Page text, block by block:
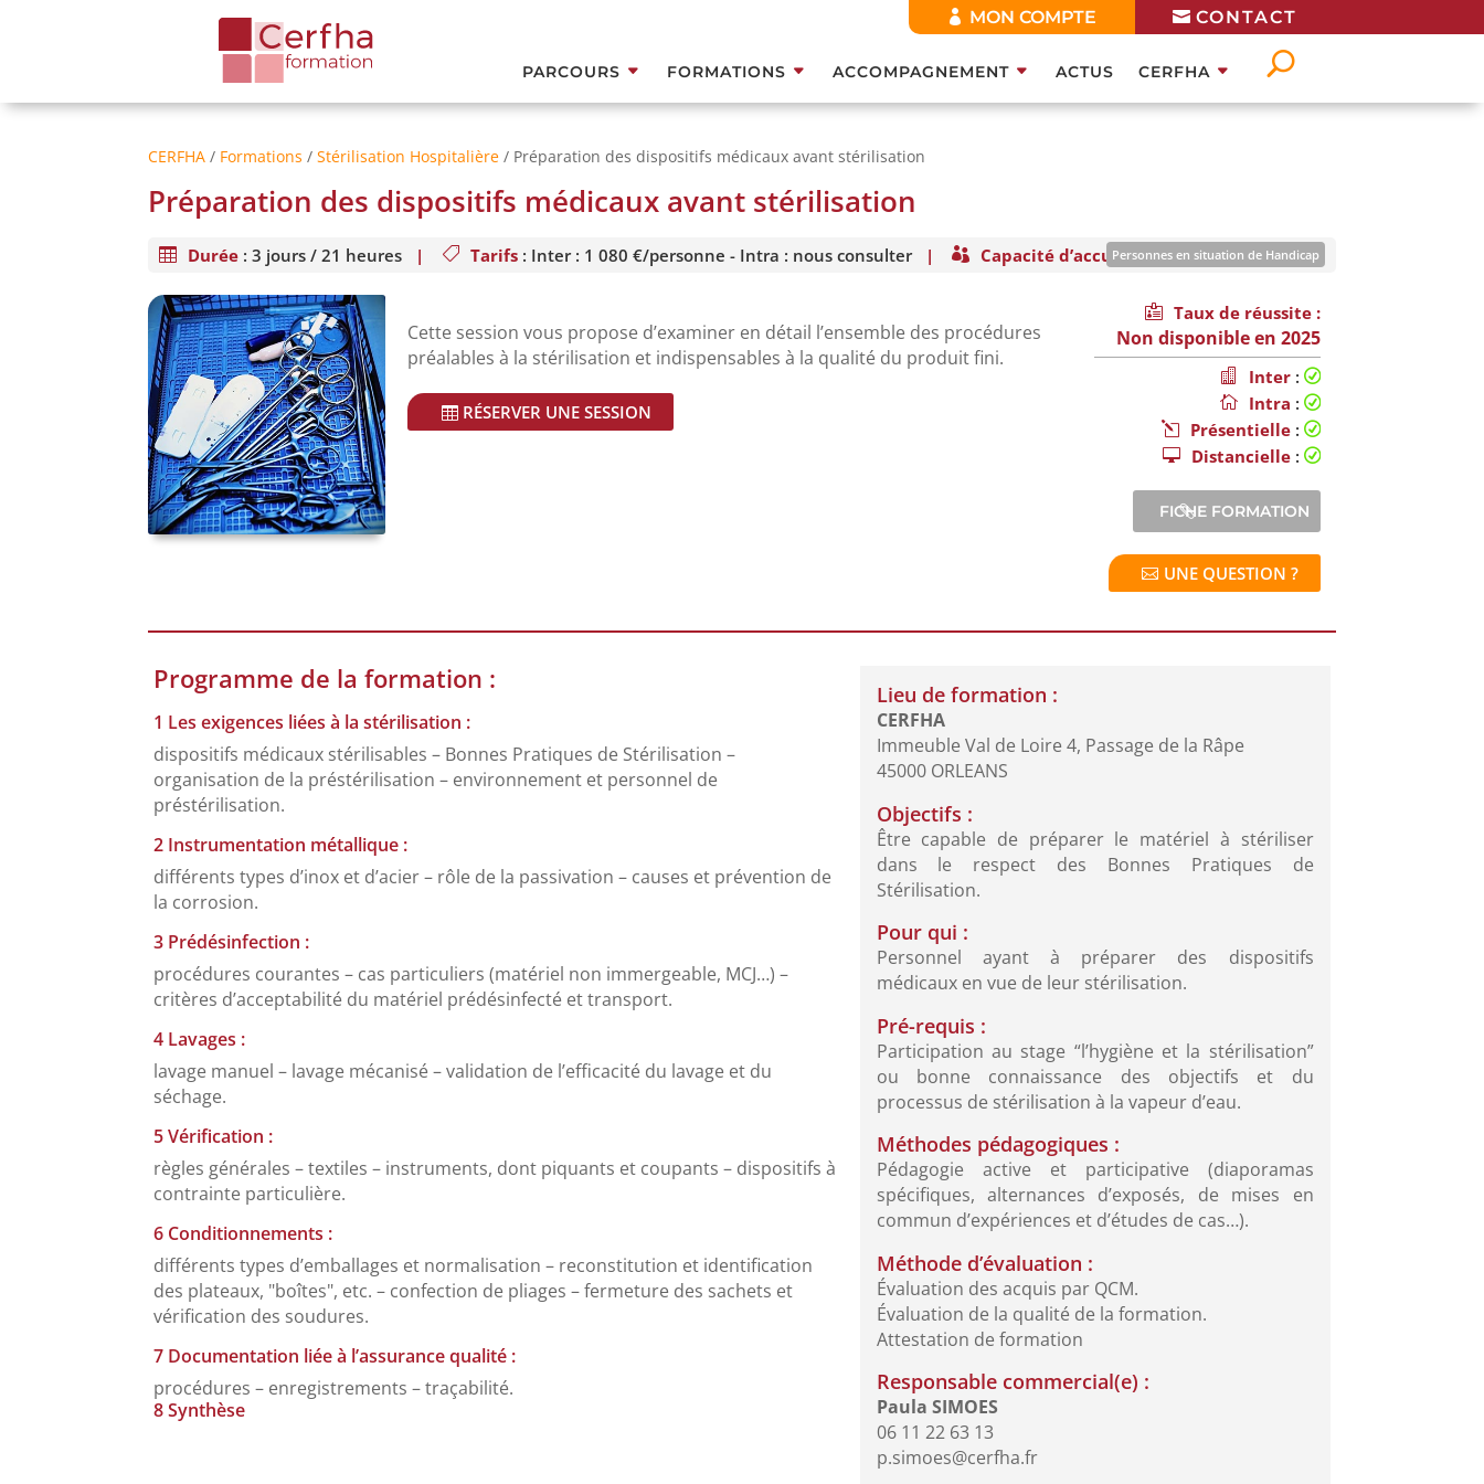
CONTACT
MON COMPTE
PARCOURS FORMATIONS ACCOMPAGNEMENT ACTUS CERFHA
CERFHA / Formations /Stérilisation Hospitalière / Préparation des dispositifs médicaux avant stérilisation
Préparation des dispositifs médicaux avant stérilisation
Durée :3 jours / 21 heures | Tarifs : Inter : 1 080 €/personne - Intra : nous consulter | Capacité d’accueil: 12
Personnes en situation de Handicap
réserve de faisabilité
En savoir plus
Cette session vous propose d’examiner en détail l’ensemble des procédures
préalables à la stérilisation et indispensables à la qualité du produit fini.
RÉSERVER UNE SESSION
Taux de réussite :
Non disponible en 2025
Inter:
Intra :
Présentielle:
Distancielle:
UNE QUESTION ?
Programme de la formation :
1 Les exigences liées à la stérilisation :
dispositifs médicaux stérilisables – Bonnes Pratiques de Stérilisation –
organisation de la préstérilisation – environnement et personnel de
préstérilisation.
2 Instrumentation métallique :
différents types d’inox et d’acier – rôle de la passivation – causes et prévention de
la corrosion.
3 Prédésinfection :
procédures courantes – cas particuliers (matériel non immergeable, MCJ…) –
critères d’acceptabilité du matériel prédésinfecté et transport.
4 Lavages :
lavage manuel – lavage mécanisé – validation de l’efficacité du lavage et du
séchage.
5 Vérification :
règles générales – textiles – instruments, dont piquants et coupants – dispositifs à
contrainte particulière.
6 Conditionnements :
différents types d’emballages et normalisation – reconstitution et identification
des plateaux, "boîtes", etc. – confection de pliages – fermeture des sachets et
vérification des soudures.
7 Documentation liée à l’assurance qualité :
procédures – enregistrements – traçabilité.
8 Synthèse
Lieu de formation :
CERFHA
Immeuble Val de Loire 4, Passage de la Râpe
45000 ORLEANS
Objectifs :
Être capable de préparer le matériel à stériliser
dans le respect des Bonnes Pratiques de
Stérilisation.
Pour qui :
Personnel ayant à préparer des dispositifs
médicaux en vue de leur stérilisation.
Pré-requis :
Participation au stage “l’hygiène et la stérilisation”
ou bonne connaissance des objectifs et du
processus de stérilisation à la vapeur d’eau.
Méthodes pédagogiques :
Pédagogie active et participative (diaporamas
spécifiques, alternances d’exposés, de mises en
commun d’expériences et d’études de cas…).
Méthode d’évaluation :
Évaluation des acquis par QCM.
Évaluation de la qualité de la formation.
Attestation de formation
Responsable commercial(e) :
Paula SIMOES
06 11 22 63 13
p.simoes@cerfha.fr